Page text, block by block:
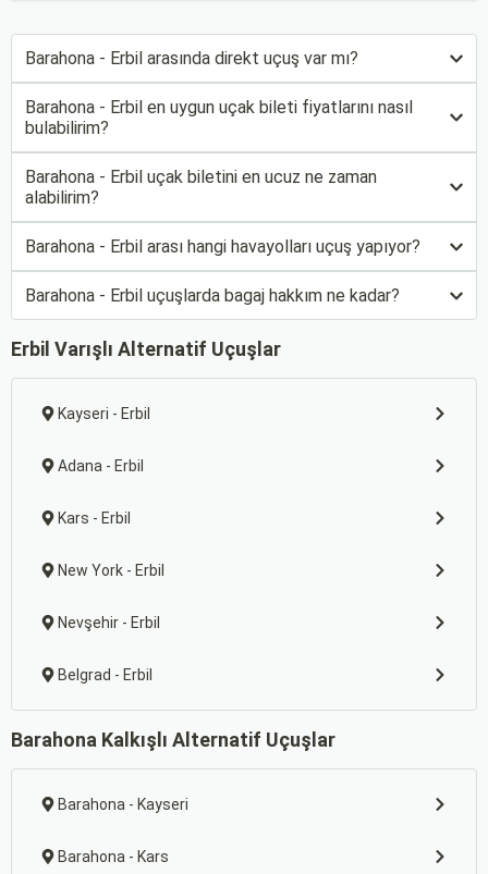
Barahona - Erbil arasında direkt uçuş var mı?
Barahona - Erbil en uygun uçak bileti fiyatlarını nasıl
bulabilirim?
Barahona - Erbil uçak biletini en ucuz ne zaman
alabilirim?
Barahona - Erbil arası hangi havayolları uçuş yapıyor?
Barahona - Erbil uçuşlarda bagaj hakkım ne kadar?
Erbil Varışlı Alternatif Uçuşlar
Kayseri - Erbil
Adana - Erbil
Kars - Erbil
New York - Erbil
Nevşehir - Erbil
Belgrad - Erbil
Barahona Kalkışlı Alternatif Uçuşlar
Barahona - Kayseri
Barahona - Kars